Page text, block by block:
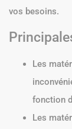
vos besoins.
Les
fonction
Les